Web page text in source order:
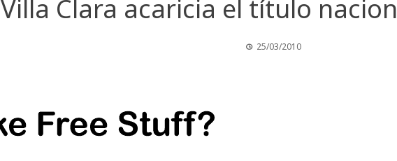
Villa Clara acaricia el título
25/03/2010